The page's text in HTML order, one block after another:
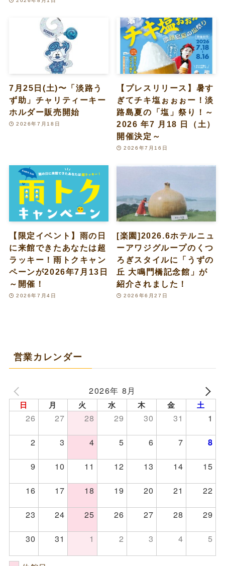
7月25日(土)〜「淡路う
ず助」チャリティーキー
ホルダー販売開始
2026年7月18日
【プレスリリース】暑す
ぎてチキ塩ぉぉぉー！淡
路島夏の「塩」祭り！～
2026 年7 月18 日（土）
開催決定～
2026年7月16日
【限定イベント】雨の日
に来館できたあなたは超
ラッキー！雨トクキャン
ペーンが2026年7月13日
～開催！
2026年7月4日
[楽園]2026.6ホテルニュ
ーアワジグループのくつ
ろぎスタイルに「うずの
丘 大鳴門橋記念館」が
紹介されました！
2026年6月27日
営業カレンダー
2026年 8月
日 月 火 水 木 金 土
26 27 28 29 30 31
1
2
3 4 5 6 7 8
9 10 11 12 13 14
15
16
17 18 19 20 21
22
23
24 25 26 27 28
29
30
31 1 2 3 4 5